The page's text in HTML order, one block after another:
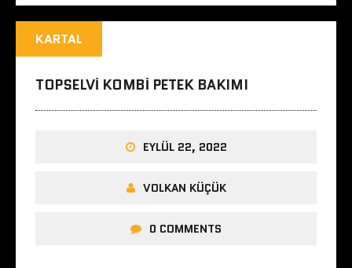
KARTAL
TOPSELVI KOMBI PETEK BAKIMI
EYLÜL 22, 2022
VOLKAN KÜÇÜK
0 COMMENTS